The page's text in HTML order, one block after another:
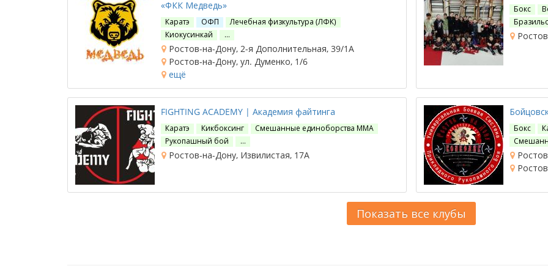
«ФКК Медведь»
Каратэ ОФП
Лечебная физкультура (ЛФК)
Киокусинкай
…
Ростов-на-Дону, 2-я Дополнительная, 39/1А
Ростов-на-Дону, ул. Думенко, 1/6
ещё
Бокс
FIGHTING ACADEMY | Академия файтинга
Каратэ Кикбоксинг
Смешанные единоборства ММА
Рукопашный бой
…
Ростов-на-Дону, Извилистая, 17А
Бокс
Показать все клубы